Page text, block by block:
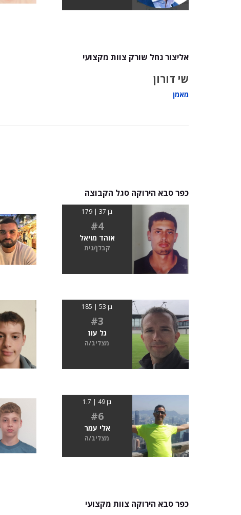
אליצור נחל שורק צוות מקצועי
שי דורון
מאמן
כפר סבא הירוקה סגל הקבוצה
בן 37 | 179
#4
אוהד מויאל
קבלן/נית
בן 53 | 185
#3
גל עוז
מצליב/ה
בן 49 | 1.7
#6
אלי עמר
מצליב/ה
כפר סבא הירוקה צוות מקצועי